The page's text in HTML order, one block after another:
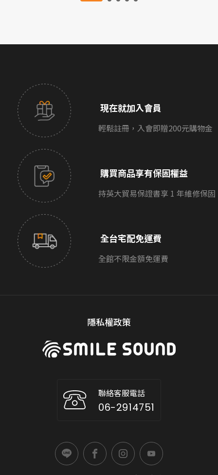
現在就加入會員
輕鬆註冊，入會即贈200元購物金
購買商品享有保固權益
持英大貿易保證書享 1 年維修保固
全台宅配免運費
全館不限金額免運費
隱私權政策
聯絡客服電話
06-2914751